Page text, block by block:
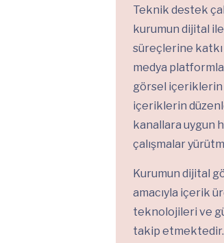
Teknik destek
kurumun dijital
süreçlerine katkı
medya
görsel içeriklerin
içeriklerin
kanallara uygun
çalışmalar
Kurumun dijital
amacıyla içerik
teknolojileri ve
takip